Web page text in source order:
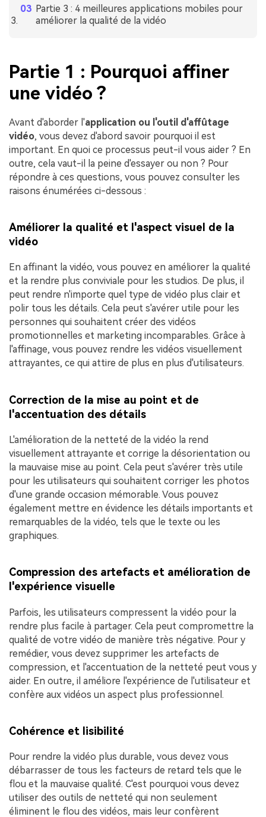
Partie 3 : 4 meilleures applications mobiles pour
améliorer la qualité de la vidéo
Partie 1 : Pourquoi affiner
une vidéo ?
Avant d'aborder l'application ou l'outil d'affûtage
vidéo, vous devez d'abord savoir pourquoi il est
important. En quoi ce processus peut-il vous aider ? En
outre, cela vaut-il la peine d'essayer ou non ? Pour
répondre à ces questions, vous pouvez consulter les
raisons énumérées ci-dessous :
Améliorer la qualité et l'aspect visuel de la
vidéo
En affinant la vidéo, vous pouvez en améliorer la qualité
et la rendre plus conviviale pour les studios. De plus, il
peut rendre n'importe quel type de vidéo plus clair et
polir tous les détails. Cela peut s'avérer utile pour les
personnes qui souhaitent créer des vidéos
promotionnelles et marketing incomparables. Grâce à
l'affinage, vous pouvez rendre les vidéos visuellement
attrayantes, ce qui attire de plus en plus d'utilisateurs.
Correction de la mise au point et de
l'accentuation des détails
L'amélioration de la netteté de la vidéo la rend
visuellement attrayante et corrige la désorientation ou
la mauvaise mise au point. Cela peut s'avérer très utile
pour les utilisateurs qui souhaitent corriger les photos
d'une grande occasion mémorable. Vous pouvez
également mettre en évidence les détails importants et
remarquables de la vidéo, tels que le texte ou les
graphiques.
Compression des artefacts et amélioration de
l'expérience visuelle
Parfois, les utilisateurs compressent la vidéo pour la
rendre plus facile à partager. Cela peut compromettre la
qualité de votre vidéo de manière très négative. Pour y
remédier, vous devez supprimer les artefacts de
compression, et l'accentuation de la netteté peut vous y
aider. En outre, il améliore l'expérience de l'utilisateur et
confère aux vidéos un aspect plus professionnel.
Cohérence et lisibilité
Pour rendre la vidéo plus durable, vous devez vous
débarrasser de tous les facteurs de retard tels que le
flou et la mauvaise qualité. C'est pourquoi vous devez
utiliser des outils de netteté qui non seulement
éliminent le flou des vidéos, mais leur confèrent